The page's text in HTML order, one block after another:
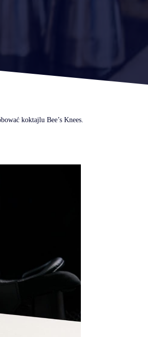
koktajlu Bee’s Knees.